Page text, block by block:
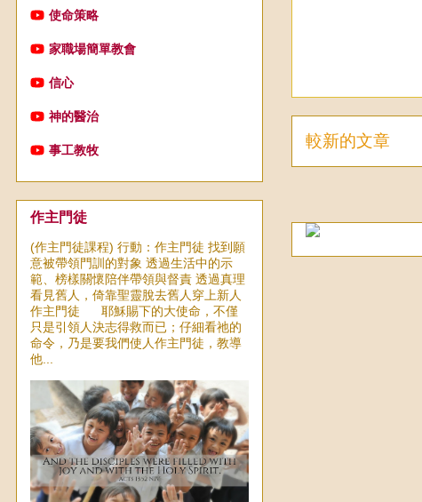
較新的文章
使命策略
家職場簡單教會
信心
神的醫治
事工教牧
作主門徒
(作主門徒課程) 行動：作主門徒 找到願
意被帶領門訓的對象 透過生活中的示
範、榜樣關懷陪伴帶領與督責 透過真理
看見舊人，倚靠聖靈脫去舊人穿上新人
作主門徒 耶穌賜下的大使命，不僅
只是引領人決志得救而已；仔細看祂的
命令，乃是要我們使人作主門徒，教導
他...